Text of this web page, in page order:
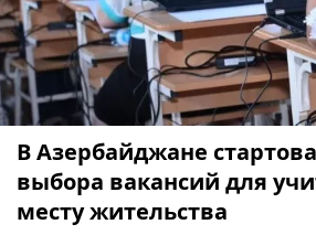
В Азербайджане
выбора вакансий для
месту жительства